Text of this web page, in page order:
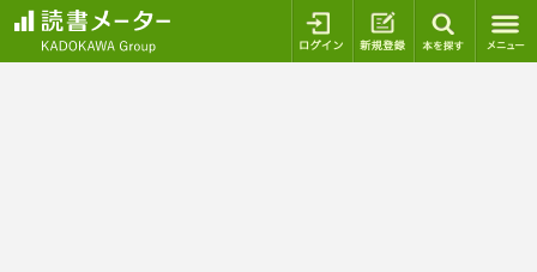
ログイン 新規登録